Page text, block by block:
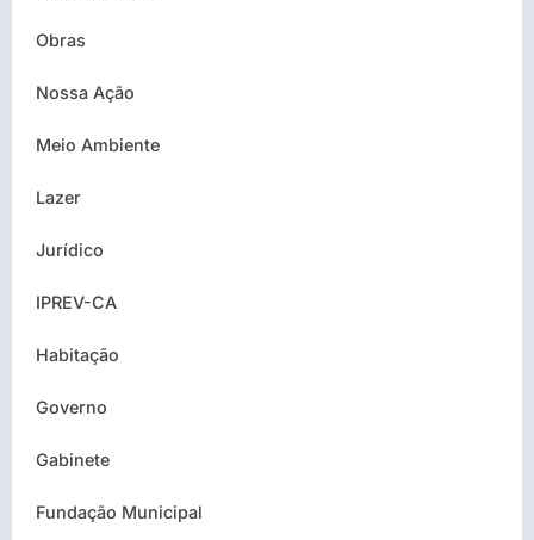
Obras
Nossa Ação
Meio Ambiente
Lazer
Jurídico
IPREV-CA
Habitação
Governo
Gabinete
Fundação Municipal